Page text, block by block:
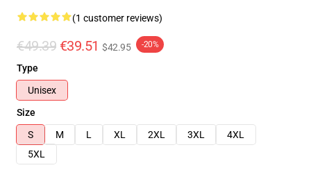
(1 customer reviews)
€49.39 €39.51 $42.95 -20%
Type
Unisex
Size
S
M L XL 2XL 3XL
4XL
5XL